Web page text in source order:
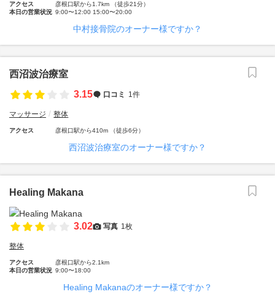
アクセス
彦根口駅から1.7km （徒歩21分）
本日の営業状況 9:00〜12:00 15:00〜20:00
中村接骨院のオーナー様ですか？
西沼波治療室
3.15
口コミ 1件
マッサージ 整体
アクセス 彦根口駅から410m （徒歩6分）
西沼波治療室のオーナー様ですか？
Healing Makana
3.02 写真 1枚
整体
アクセス
彦根口駅から2.1km
本日の営業状況 9:00〜18:00
Healing Makanaのオーナー様ですか？